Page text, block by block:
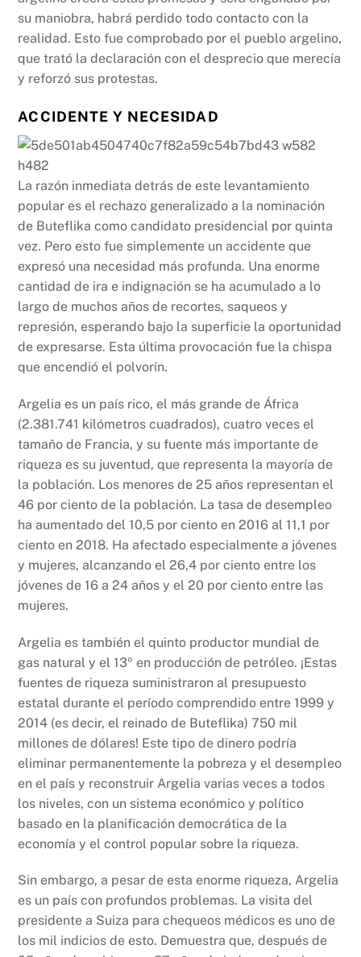
su maniobra, habrá perdido todo contacto con la
realidad. Esto fue comprobado por el pueblo argelino,
que trató la declaración con el desprecio que merecía
y reforzó sus protestas.
ACCIDENTE Y NECESIDAD
La razón inmediata detrás de este levantamiento
popular es el rechazo generalizado a la nominación
de Buteflika como candidato presidencial por quinta
vez. Pero esto fue simplemente un accidente que
expresó una necesidad más profunda. Una enorme
cantidad de ira e indignación se ha acumulado a lo
largo de muchos años de recortes, saqueos y
represión, esperando bajo la superficie la oportunidad
de expresarse. Esta última provocación fue la chispa
que encendió el polvorín.
Argelia es un país rico, el más grande de África
(2.381.741 kilómetros cuadrados), cuatro veces el
tamaño de Francia, y su fuente más importante de
riqueza es su juventud, que representa la mayoría de
la población. Los menores de 25 años representan el
46 por ciento de la población. La tasa de desempleo
ha aumentado del 10,5 por ciento en 2016 al 11,1 por
ciento en 2018. Ha afectado especialmente a jóvenes
y mujeres, alcanzando el 26,4 por ciento entre los
jóvenes de 16 a 24 años y el 20 por ciento entre las
mujeres.
Argelia es también el quinto productor mundial de
gas natural y el 13º en producción de petróleo. ¡Estas
fuentes de riqueza suministraron al presupuesto
estatal durante el período comprendido entre 1999 y
2014 (es decir, el reinado de Buteflika) 750 mil
millones de dólares! Este tipo de dinero podría
eliminar permanentemente la pobreza y el desempleo
en el país y reconstruir Argelia varias veces a todos
los niveles, con un sistema económico y político
basado en la planificación democrática de la
economía y el control popular sobre la riqueza.
Sin embargo, a pesar de esta enorme riqueza, Argelia
es un país con profundos problemas. La visita del
presidente a Suiza para chequeos médicos es uno de
los mil indicios de esto. Demuestra que, después de